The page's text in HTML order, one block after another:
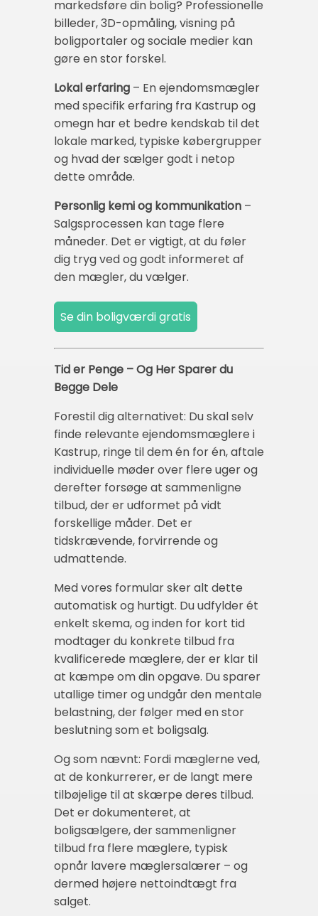
markedsføre din bolig? Professionelle
billeder, 3D-opmåling, visning på
boligportaler og sociale medier kan
gøre en stor forskel.
Lokal erfaring – En ejendomsmægler
med specifik erfaring fra Kastrup og
omegn har et bedre kendskab til det
lokale marked, typiske købergrupper
og hvad der sælger godt i netop
dette område.
Personlig kemi og kommunikation –
Salgsprocessen kan tage flere
måneder. Det er vigtigt, at du føler
dig tryg ved og godt informeret af
den mægler, du vælger.
Tid er Penge – Og Her Sparer du
Begge Dele
Forestil dig alternativet: Du skal selv
finde relevante ejendomsmæglere i
Kastrup, ringe til dem én for én, aftale
individuelle møder over flere uger og
derefter forsøge at sammenligne
tilbud, der er udformet på vidt
forskellige måder. Det er
tidskrævende, forvirrende og
udmattende.
Med vores formular sker alt dette
automatisk og hurtigt. Du udfylder ét
enkelt skema, og inden for kort tid
modtager du konkrete tilbud fra
kvalificerede mæglere, der er klar til
at kæmpe om din opgave. Du sparer
utallige timer og undgår den mentale
belastning, der følger med en stor
beslutning som et boligsalg.
Og som nævnt: Fordi mæglerne ved,
at de konkurrerer, er de langt mere
tilbøjelige til at skærpe deres tilbud.
Det er dokumenteret, at
boligsælgere, der sammenligner
tilbud fra flere mæglere, typisk
opnår lavere mæglersalærer – og
dermed højere nettoindtægt fra
salget.